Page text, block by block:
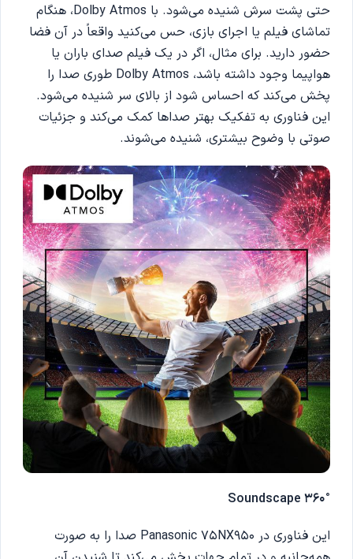
حتی پشت سرش شنیده می‌شود. با Dolby Atmos، هنگام
تماشای فیلم یا اجرای بازی، حس می‌کنید واقعاً در آن فضا
حضور دارید. برای مثال، اگر در یک فیلم صدای باران یا
هواپیما وجود داشته باشد، Dolby Atmos طوری صدا را
پخش می‌کند که احساس شود از بالای سر شنیده می‌شود.
این فناوری به تفکیک بهتر صداها کمک می‌کند و جزئیات
صوتی با وضوح بیشتری، شنیده می‌شوند.
360° Soundscape
این فناوری در Panasonic 75NX950 صدا را به صورت